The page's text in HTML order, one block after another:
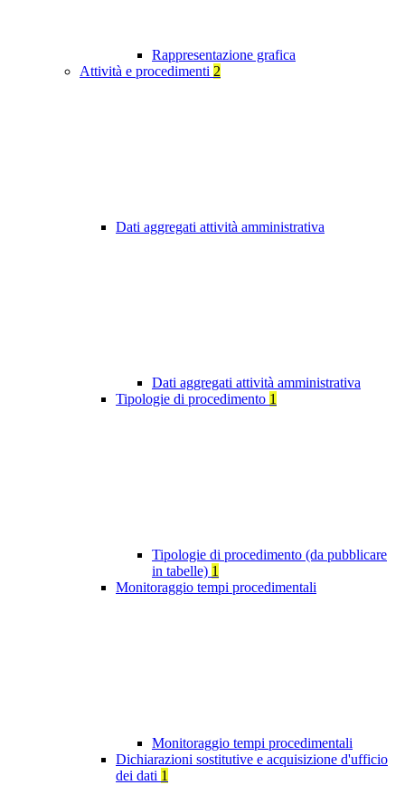
Rappresentazione grafica
Attività e procedimenti 2
Dati aggregati attività amministrativa
Dati aggregati attività amministrativa
Tipologie di procedimento 1
Tipologie di procedimento (da pubblicare
in tabelle) 1
Monitoraggio tempi procedimentali
Monitoraggio tempi procedimentali
Dichiarazioni sostitutive e acquisizione d'ufficio
dei dati 1